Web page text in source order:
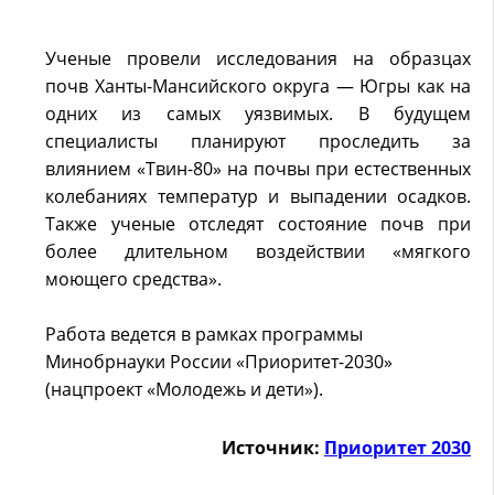
Ученые провели исследования на образцах
почв Ханты-Мансийского округа — Югры как на
одних из самых уязвимых. В будущем
специалисты планируют проследить за
влиянием «Твин-80» на почвы при естественных
колебаниях температур и выпадении осадков.
Также ученые отследят состояние почв при
более длительном воздействии «мягкого
моющего средства».
Работа ведется в рамках программы
Минобрнауки России «Приоритет-2030»
(нацпроект «Молодежь и дети»).
Источник: Приоритет 2030